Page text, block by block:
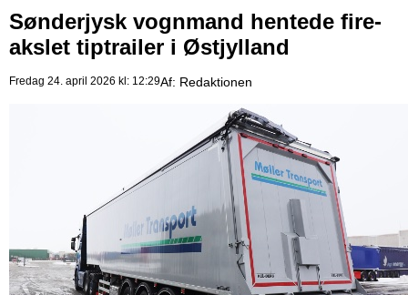
Sønderjysk vognmand hentede fire-
akslet tiptrailer i Østjylland
Fredag 24. april 2026 kl: 12:29Af: Redaktionen